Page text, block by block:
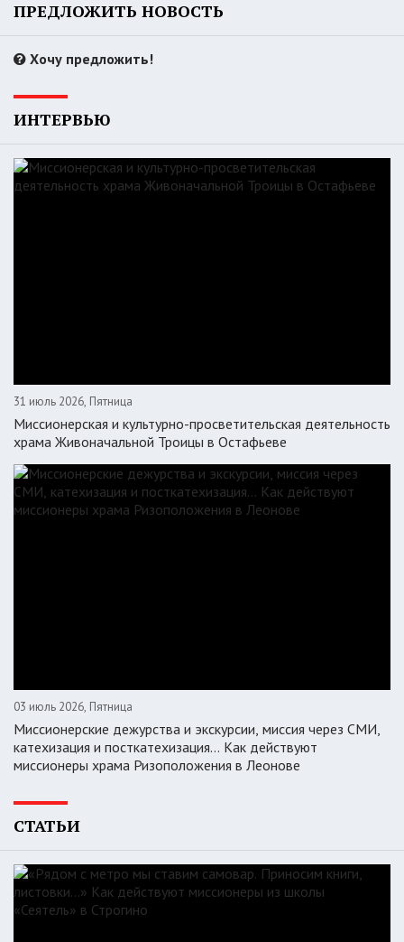
ПРЕДЛОЖИТЬ НОВОСТЬ
Хочу предложить!
ИНТЕРВЬЮ
31 июль 2026, Пятница
Миссионерская и культурно-просветительская деятельность
храма Живоначальной Троицы в Остафьеве
03 июль 2026, Пятница
Миссионерские дежурства и экскурсии, миссия через СМИ,
катехизация и посткатехизация… Как действуют
миссионеры храма Ризоположения в Леонове
СТАТЬИ